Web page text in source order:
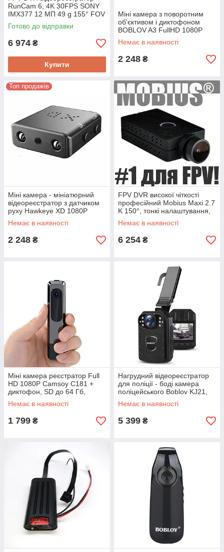
RunCam 6, 4K 30FPS SONY
IMX377 12 МП 49 g 155° FOV
з UART, ND, гіроскопом і
кріпленням
Готово до відправки
6 974 ₴
Купити
Міні камера з поворотним
об'єктивом і диктофоном
BOBLOV A3 FullHD 1080P
Немає в наявності
2 248 ₴
Топ продажів
Міні камера - мініатюрний
відеореєстратор з датчиком
руху Hawkeye XD 1080P
Немає в наявності
2 248 ₴
FPV DVR високої чіткості
професійний Mobius Maxi 2.7
K 150°, тонкі налаштування,
AV вихід, таймер, G сенсор
Немає в наявності
6 254 ₴
Міні камера реєстратор Full
HD 1080P Camsoy C181 +
диктофон, SD до 64 Гб,
батарея 560 мАч, просте
управління
Немає в наявності
1 799 ₴
Нагрудний відеореєстратор
для поліції - боді камера
поліцейського Boblov KJ21,
1296P, до 11 годин роботи
Немає в наявності
5 399 ₴